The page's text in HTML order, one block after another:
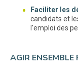
Faciliter les
candidats et
l'emploi des
AGIR ENSEMBLE